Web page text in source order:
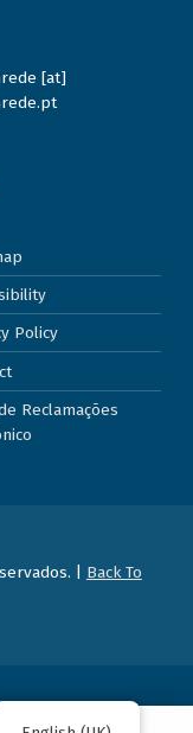
[at]
Policy
Reclamações
| Back To